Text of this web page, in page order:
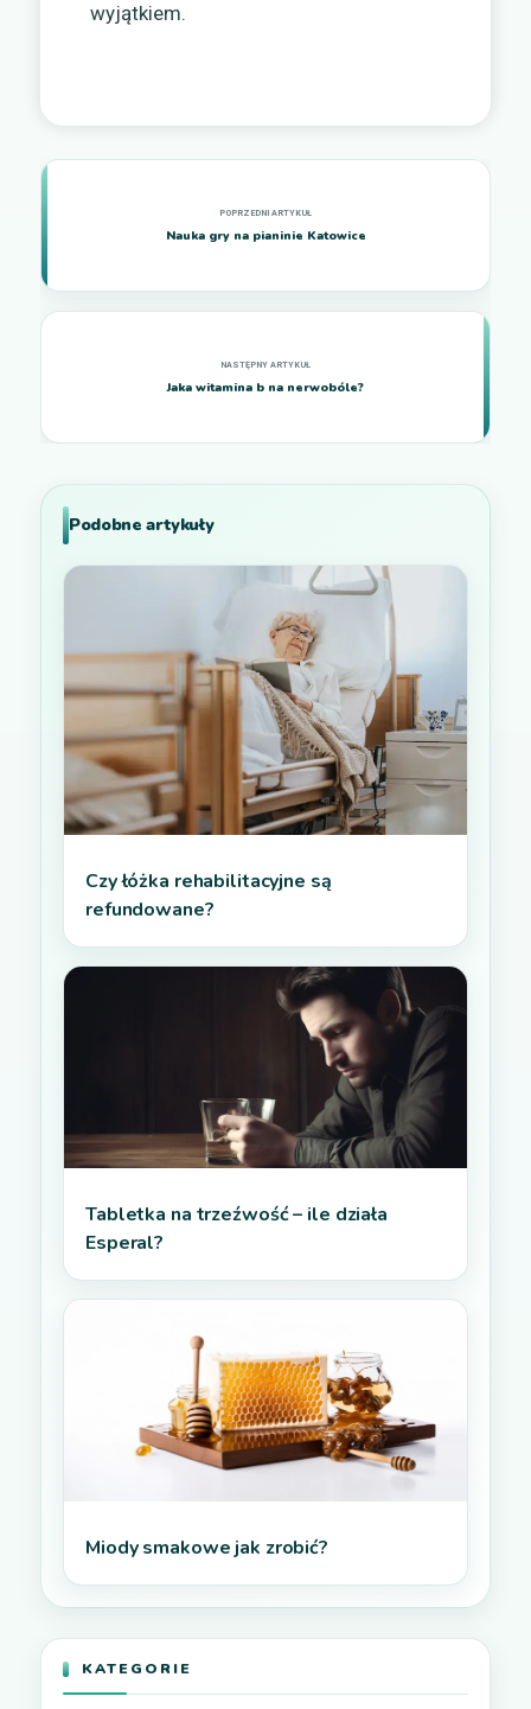
wyjątkiem.
Nauka gry na pianinie Katowice
Jaka witamina b na nerwobóle?
Podobne artykuły
Czy łóżka rehabilitacyjne są
refundowane?
Tabletka na trzeźwość – ile działa
Esperal?
Miody smakowe jak zrobić?
KATEGORIE